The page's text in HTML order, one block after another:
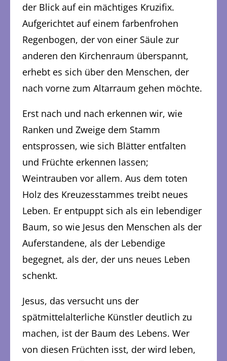
der Blick auf ein mächtiges Kruzifix.
Aufgerichtet auf einem farbenfrohen
Regenbogen, der von einer Säule zur
anderen den Kirchenraum überspannt,
erhebt es sich über den Menschen, der
nach vorne zum Altarraum gehen möchte.
Erst nach und nach erkennen wir, wie
Ranken und Zweige dem Stamm
entsprossen, wie sich Blätter entfalten
und Früchte erkennen lassen;
Weintrauben vor allem. Aus dem toten
Holz des Kreuzesstammes treibt neues
Leben. Er entpuppt sich als ein lebendiger
Baum, so wie Jesus den Menschen als der
Auferstandene, als der Lebendige
begegnet, als der, der uns neues Leben
schenkt.
Jesus, das versucht uns der
spätmittelalterliche Künstler deutlich zu
machen, ist der Baum des Lebens. Wer
von diesen Früchten isst, der wird leben,